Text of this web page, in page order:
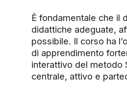
È fondamentale che il
didattiche adeguate,
possibile. Il corso ha
di apprendimento
interattivo del metodo
centrale, attivo e